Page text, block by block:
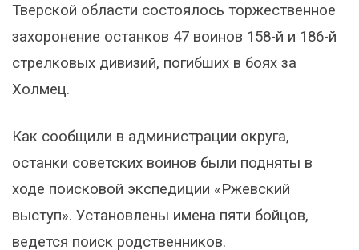
Тверской области состоялось торжественное
захоронение останков 47 воинов 158-й и 186-й
стрелковых дивизий, погибших в боях за
Холмец.
Как сообщили в администрации округа,
останки советских воинов были подняты в
ходе поисковой экспедиции «Ржевский
выступ». Установлены имена пяти бойцов,
ведется поиск родственников.